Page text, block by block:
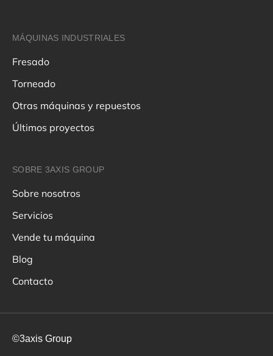
MÁQUINAS INDUSTRIALES
Fresado
Torneado
Otras máquinas y repuestos
Últimos proyectos
SOBRE 3AXIS GROUP
Sobre nosotros
Servicios
Vende tu máquina
Blog
Contacto
©3axis Group